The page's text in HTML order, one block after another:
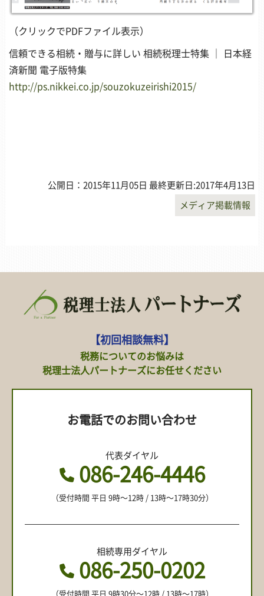
（クリックでPDFファイル表示）
信頼できる相続・贈与に詳しい 相続税理士特集 ｜ 日本経
済新聞 電子版特集
http://ps.nikkei.co.jp/souzokuzeirishi2015/
公開日：2015年11月05日 最終更新日:2017年4月13日
メディア掲載情報
【初回相談無料】
税務についてのお悩みは
税理士法人パートナーズにお任せください
お電話でのお問い合わせ
代表ダイヤル
086-246-4446
（受付時間 平日 9時〜12時 / 13時〜17時30分）
相続専用ダイヤル
086-250-0202
（受付時間 平日 9時30分〜12時 / 13時〜17時）